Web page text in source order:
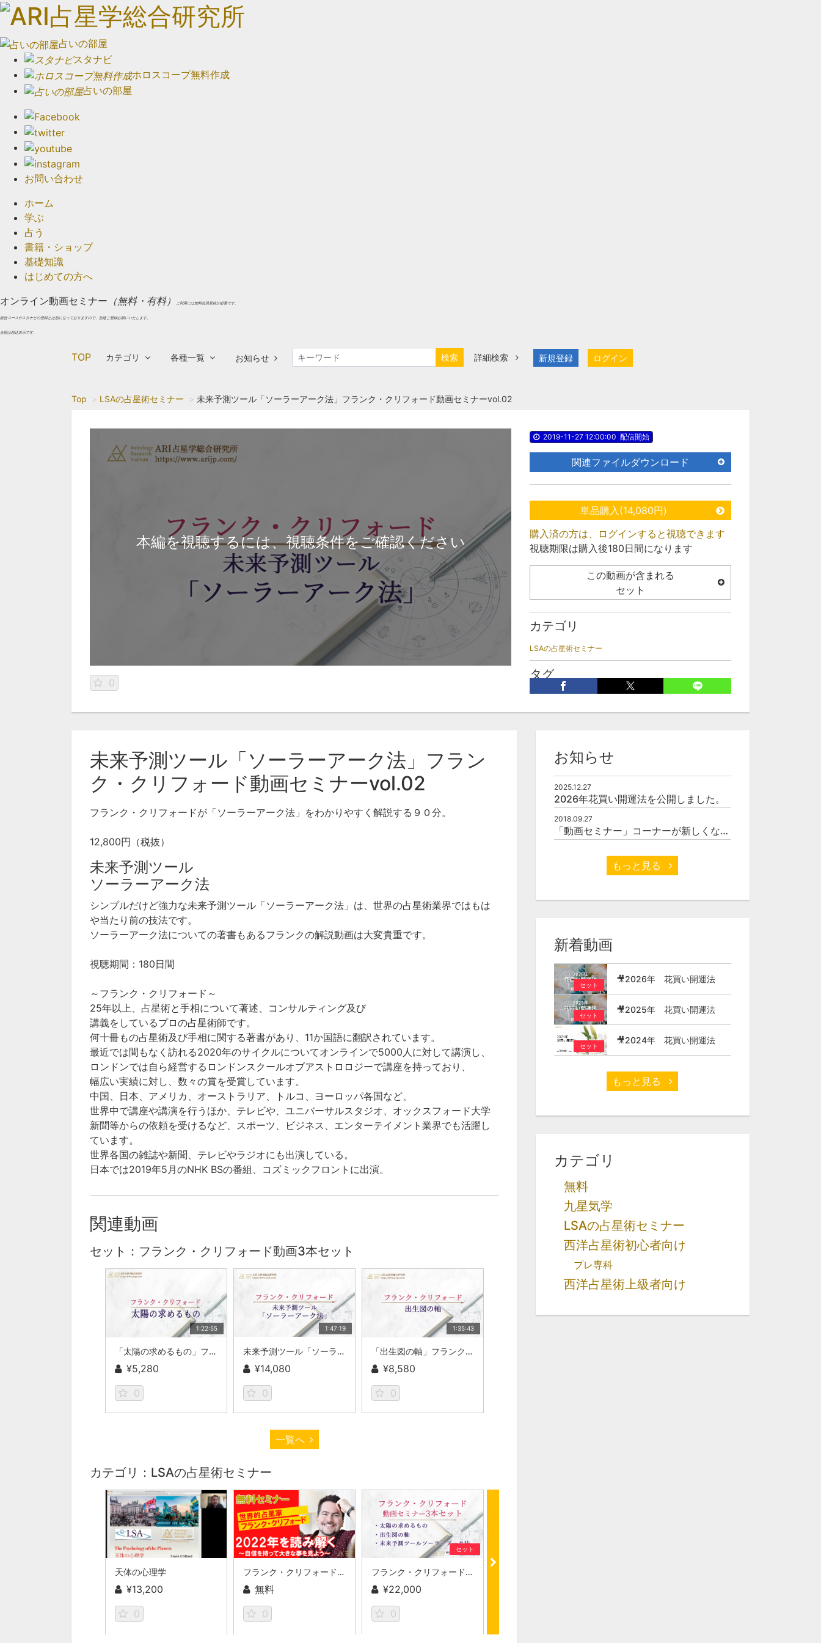
占いの部屋
スタナビ
ホロスコープ無料作成
占いの部屋
お問い合わせ
ホーム
学ぶ
占う
書籍・ショップ
基礎知識
はじめての方へ
オンライン動画セミナー （無料・有料） ご利用には無料会員登録が必要です。
総合コースやスタナビの登録とは別になっておりますので、別途ご登録お願いいたします。
金額は税込表示です。
TOP カテゴリ 各種一覧 お知らせ 検索 詳細検索 新規登録 ログイン
Top LSAの占星術セミナー 未来予測ツール「ソーラーアーク法」フランク・クリフォード動画セミナーvol.02
本編を視聴するには、視聴条件をご確認ください
0
2019-11-27 12:00:00 配信開始
関連ファイルダウンロード
単品購入(14,080円)
購入済の方は、ログインすると視聴できます
視聴期限は購入後180日間になります
この動画が含まれる
セット
カテゴリ
LSAの占星術セミナー
タグ
未来予測ツール「ソーラーアーク法」フラン
ク・クリフォード動画セミナーvol.02
フランク・クリフォードが「ソーラーアーク法」をわかりやすく解説する９０分。
12,800円（税抜）
未来予測ツール
ソーラーアーク法
シンプルだけど強力な未来予測ツール「ソーラーアーク法」は、世界の占星術業界ではもは
や当たり前の技法です。
ソーラーアーク法についての著書もあるフランクの解説動画は大変貴重です。
視聴期間：180日間
～フランク・クリフォード～
25年以上、占星術と手相について著述、コンサルティング及び
講義をしているプロの占星術師です。
何十冊もの占星術及び手相に関する著書があり、11か国語に翻訳されています。
最近では間もなく訪れる2020年のサイクルについてオンラインで5000人に対して講演し、
ロンドンでは自ら経営するロンドンスクールオブアストロロジーで講座を持っており、
幅広い実績に対し、数々の賞を受賞しています。
中国、日本、アメリカ、オーストラリア、トルコ、ヨーロッパ各国など、
世界中で講座や講演を行うほか、テレビや、ユニバーサルスタジオ、オックスフォード大学
新聞等からの依頼を受けるなど、スポーツ、ビジネス、エンターテイメント業界でも活躍し
ています。
世界各国の雑誌や新聞、テレビやラジオにも出演している。
日本では2019年5月のNHK BSの番組、コズミックフロントに出演。
関連動画
セット：フランク・クリフォード動画3本セット
1:22:55
「太陽の求めるもの」フランク・クリフォード動画セミナーvol.01
¥5,280
0
1:47:19
未来予測ツール「ソーラーアーク法」フランク・クリフォード動画セミナーvol.02
¥14,080
0
1:35:43
「出生図の軸」フランク・クリフォード動画セミナーvol.03
¥8,580
0
一覧へ
カテゴリ：LSAの占星術セミナー
天体の心理学
¥13,200
0
フランク・クリフォード「2022年を読み解く」
無料
0
セット
フランク・クリフォード動画3本セット
¥22,000
0
お知らせ
2025.12.27
2026年花買い開運法を公開しました。
2018.09.27
「動画セミナー」コーナーが新しくなりました
もっと見る
新着動画
セット
🎥2026年 花買い開運法
セット
🎥2025年 花買い開運法
セット
🎥2024年 花買い開運法
もっと見る
カテゴリ
無料
九星気学
LSAの占星術セミナー
西洋占星術初心者向け
プレ専科
西洋占星術上級者向け